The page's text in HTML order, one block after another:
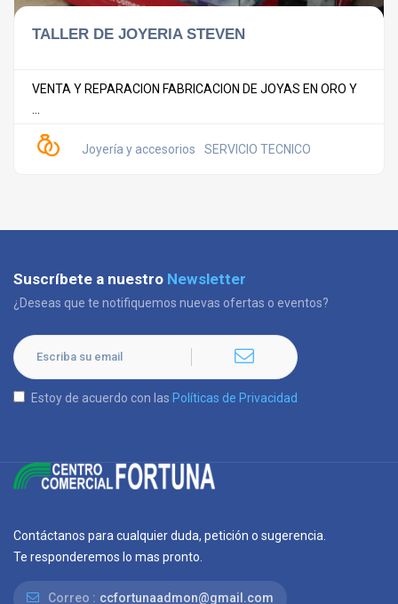
TALLER DE JOYERIA STEVEN
VENTA Y REPARACION FABRICACION DE JOYAS EN ORO Y
...
Joyería y accesorios SERVICIO TECNICO
Suscríbete a nuestro Newsletter
¿Deseas que te notifiquemos nuevas ofertas o eventos?
Estoy de acuerdo con las Políticas de Privacidad
Contáctanos para cualquier duda, petición o sugerencia.
Te responderemos lo mas pronto.
Correo : ccfortunaadmon@gmail.com